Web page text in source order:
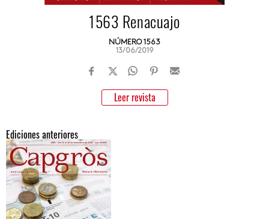
1563 Renacuajo
NÚMERO 1563
13/06/2019
Leer revista
Ediciones anteriores